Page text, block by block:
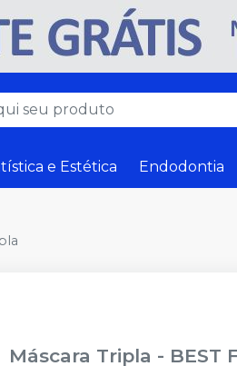
e Estética Endodontia
Máscara Tripla - BEST